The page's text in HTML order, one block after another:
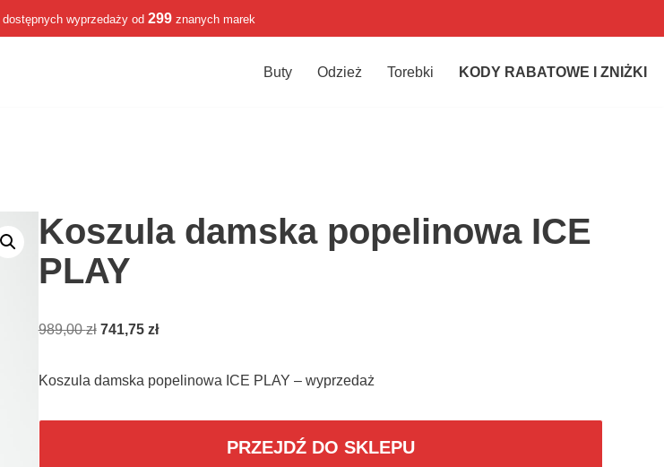
dostępnych wyprzedaży od 299 znanych marek
Buty Odzież Torebki KODY RABATOWE I ZNIŻKI
Koszula damska popelinowa ICE
PLAY
989,00zł 741,75 zł
Koszula damska popelinowa ICE PLAY – wyprzedaż
PRZEJDŹ DO SKLEPU